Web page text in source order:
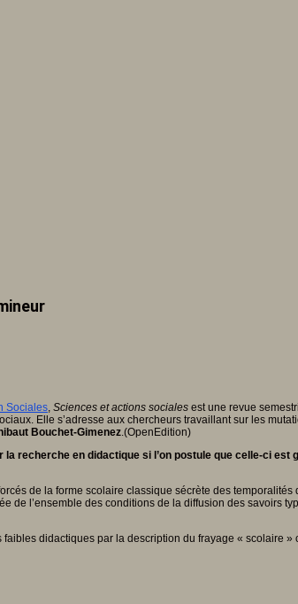
Sociales, Sciences et actions sociales est une revue
Elle s’adresse aux chercheurs travaillant sur les
Bouchet-Gimenez.(OpenEdition)
en didactique si l’on postule que celle-ci est
de la forme scolaire classique sécrète des
l’ensemble des conditions de la diffusion des savoirs
didactiques par la description du frayage « scolaire